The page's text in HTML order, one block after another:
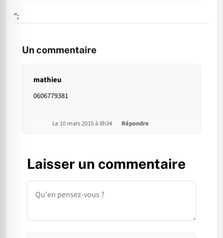
";
Un commentaire
mathieu
0606779381
Le 10 mars 2015 à 8h34 Répondre
Laisser un commentaire
Commentaire